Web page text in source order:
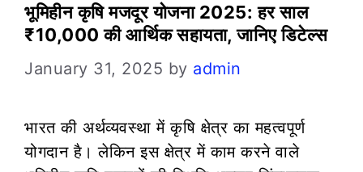
भूमिहीन कृषि मजदूर योजना 2025: हर साल
₹10,000 की आर्थिक सहायता, जानिए डिटेल्स
January 31, 2025 by admin
भारत की अर्थव्यवस्था में कृषि क्षेत्र का महत्वपूर्ण
योगदान है। लेकिन इस क्षेत्र में काम करने वाले